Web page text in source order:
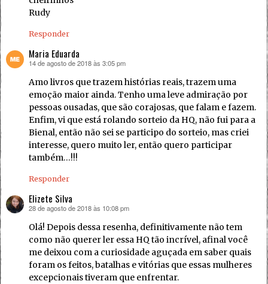
Rudy
Responder
Maria Eduarda
disse:
14 de agosto de 2018 às 3:05 pm
Amo livros que trazem histórias reais, trazem uma
emoção maior ainda. Tenho uma leve admiração por
pessoas ousadas, que são corajosas, que falam e fazem.
Enfim, vi que está rolando sorteio da HQ, não fui para a
Bienal, então não sei se participo do sorteio, mas criei
interesse, quero muito ler, então quero participar
também…!!!
Responder
Elizete Silva
disse:
28 de agosto de 2018 às 10:08 pm
Olá! Depois dessa resenha, definitivamente não tem
como não querer ler essa HQ tão incrível, afinal você
me deixou com a curiosidade aguçada em saber quais
foram os feitos, batalhas e vitórias que essas mulheres
excepcionais tiveram que enfrentar.